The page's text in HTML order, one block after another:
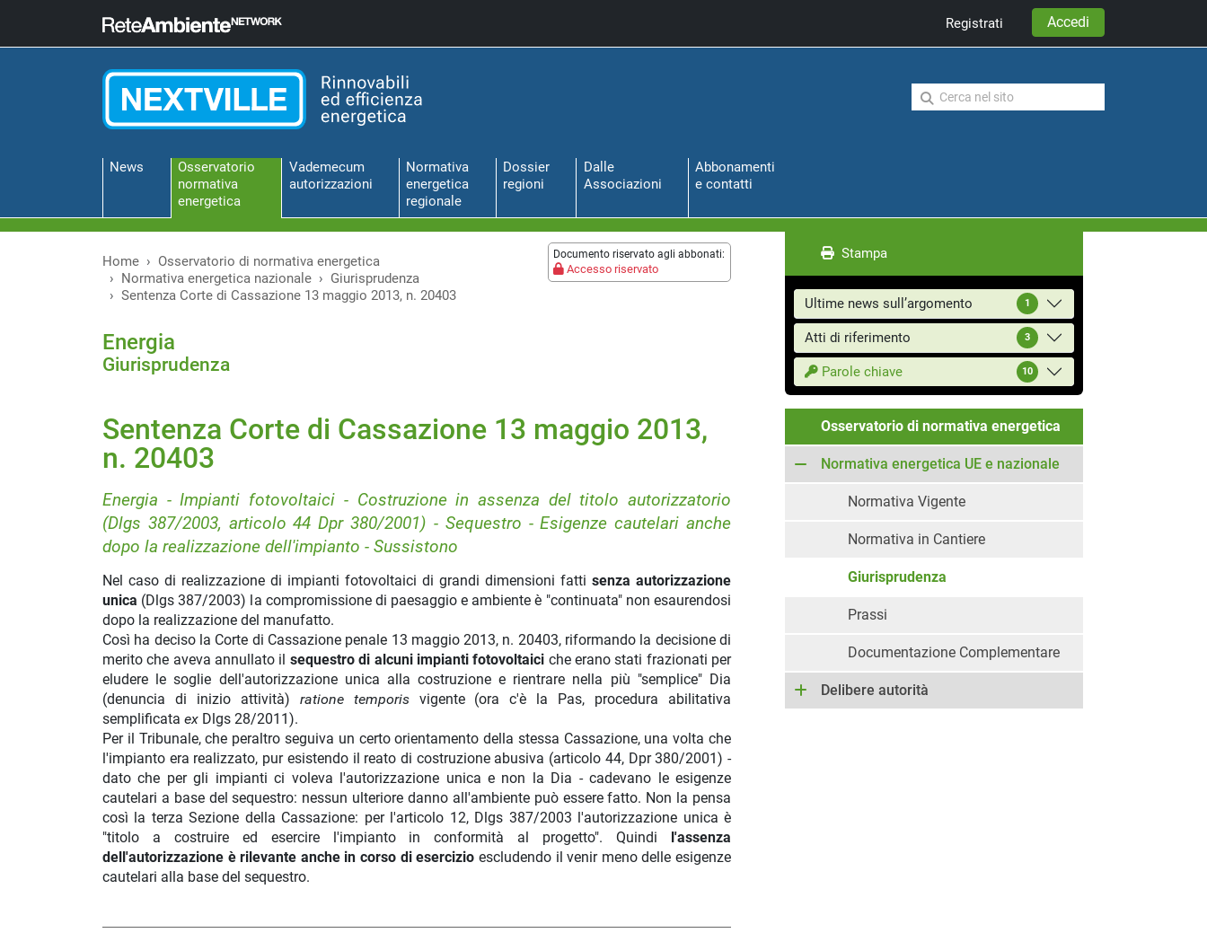
Registrati Accedi
News
Osservatorio
normativa
energetica
Vademecum
autorizzazioni
Normativa
energetica
regionale
Dossier
regioni
Dalle
Associazioni
Abbonamenti
e contatti
Documento riservato agli abbonati:
Accesso riservato
Home
Osservatorio di normativa energetica
Normativa energetica nazionale
Giurisprudenza
Sentenza Corte di Cassazione 13 maggio 2013, n. 20403
Energia
Giurisprudenza
Sentenza Corte di Cassazione 13 maggio 2013,
n. 20403
Energia - Impianti fotovoltaici - Costruzione in assenza del titolo autorizzatorio
(Dlgs 387/2003, articolo 44 Dpr 380/2001) - Sequestro - Esigenze cautelari anche
dopo la realizzazione dell'impianto - Sussistono
Nel caso di realizzazione di impianti fotovoltaici di grandi dimensioni fatti senza autorizzazione
unica (Dlgs 387/2003) la compromissione di paesaggio e ambiente è "continuata" non esaurendosi
dopo la realizzazione del manufatto.
Così ha deciso la Corte di Cassazione penale 13 maggio 2013, n. 20403, riformando la decisione di
merito che aveva annullato il sequestro di alcuni impianti fotovoltaici che erano stati frazionati per
eludere le soglie dell'autorizzazione unica alla costruzione e rientrare nella più "semplice" Dia
(denuncia di inizio attività) ratione temporisvigente (ora c'è la Pas, procedura abilitativa
semplificata ex Dlgs 28/2011).
Per il Tribunale, che peraltro seguiva un certo orientamento della stessa Cassazione, una volta che
l'impianto era realizzato, pur esistendo il reato di costruzione abusiva (articolo 44, Dpr 380/2001) -
dato che per gli impianti ci voleva l'autorizzazione unica e non la Dia - cadevano le esigenze
cautelari a base del sequestro: nessun ulteriore danno all'ambiente può essere fatto. Non la pensa
così la terza Sezione della Cassazione: per l'articolo 12, Dlgs 387/2003 l'autorizzazione unica è
"titolo a costruire ed esercire l'impianto in conformità al progetto". Quindi
l'assenza
dell'autorizzazione è rilevante anche in corso di esercizio escludendo il venir meno delle esigenze
cautelari alla base del sequestro.
Stampa
Ultime news sull’argomento 1
Atti di riferimento 3
Parole chiave 10
Osservatorio di normativa energetica
Normativa energetica UE e nazionale
Normativa Vigente
Normativa in Cantiere
Giurisprudenza
Prassi
Documentazione Complementare
Delibere autorità